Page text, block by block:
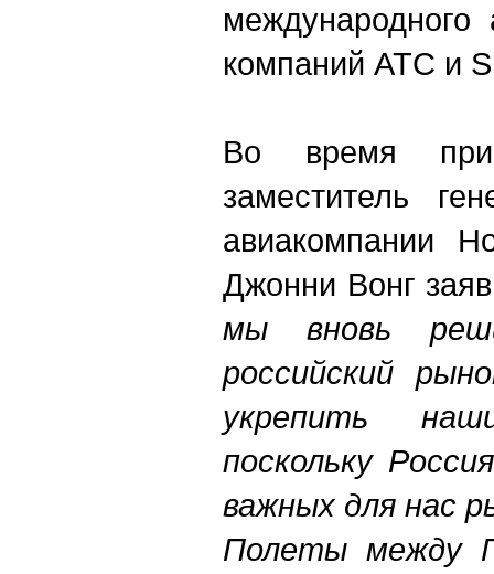
международного
компаний ATC и
Во время
заместитель
авиакомпании
Джонни Вонг
мы вновь
российский
укрепить
поскольку
важных для нас
Полеты между